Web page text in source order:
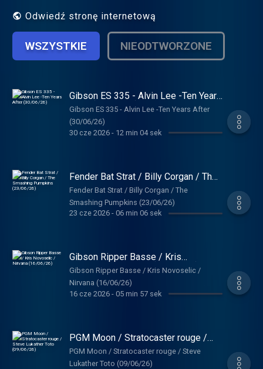
Odwiedź stronę internetową
WSZYSTKIE NIEODTWORZONE
Gibson ES 335 - Alvin Lee -Ten Years
After (30/06/26)
Gibson ES 335 - Alvin Lee -Ten Years After
(30/06/26)
30 cze 2026- 12 min 04 sek
Fender Bat Strat / Billy Corgan / The
Smashing Pumpkins (23/06/26)
Fender Bat Strat / Billy Corgan / The
Smashing Pumpkins (23/06/26)
23 cze 2026- 06 min 06 sek
Gibson Ripper Basse / Kris
Novoselic / Nirvana (16/06/26)
Gibson Ripper Basse / Kris Novoselic /
Nirvana (16/06/26)
16 cze 2026- 05 min 57 sek
PGM Moon / Stratocaster rouge /
Steve Lukather Toto (09/06/26)
PGM Moon / Stratocaster rouge / Steve
Lukather Toto (09/06/26)